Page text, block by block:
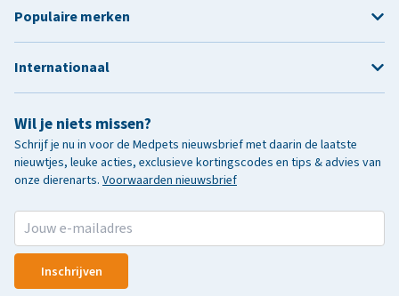
Wil je niets missen?
Schrijf je nu in voor de Medpets nieuwsbrief met daarin de laatste
nieuwtjes, leuke acties, exclusieve kortingscodes en tips & advies van
onze dierenarts. Voorwaarden nieuwsbrief
Inschrijven
Populaire merken
Internationaal